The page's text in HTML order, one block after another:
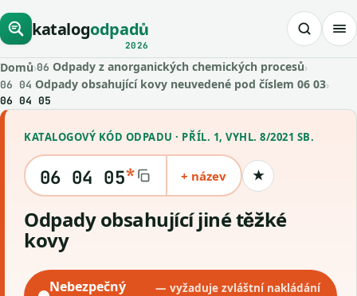
katalogodpadů
2026
Domů›06 Odpady z anorganických chemických procesů›
06 04 Odpady obsahující kovy neuvedené pod číslem 06 03›
06 04 05
KATALOGOVÝ KÓD ODPADU · PŘÍL. 1, VYHL. 8/2021 SB.
06 04 05* + název ★Uložit kód
Odpady obsahující jiné těžké
kovy
Nebezpečný
— vyžaduje zvláštní nakládání